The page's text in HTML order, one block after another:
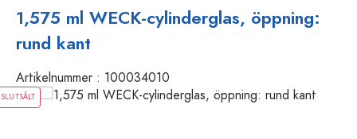
1,575 ml WECK-cylinderglas, öppning:
rund kant
Artikelnummer : 100034010
SLUTSÅLT